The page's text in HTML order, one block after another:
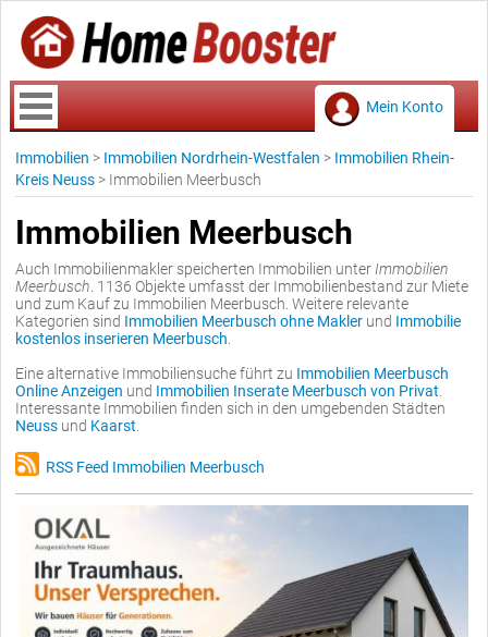
Mein Konto
Immobilien > Immobilien Nordrhein-Westfalen > Immobilien Rhein-
Kreis Neuss > Immobilien Meerbusch
Immobilien Meerbusch
Auch Immobilienmakler speicherten Immobilien unter Immobilien
Meerbusch . 1136 Objekte umfasst der Immobilienbestand zur Miete
und zum Kauf zu Immobilien Meerbusch. Weitere relevante
Kategorien sind Immobilien Meerbusch ohne Makler und Immobilie
kostenlos inserieren Meerbusch
Eine alternative Immobiliensuche führt zu Immobilien Meerbusch
Online Anzeigen und Immobilien Inserate Meerbusch von Privat
Interessante Immobilien finden sich in den umgebenden Städten
Neuss und Kaarst
RSS Feed Immobilien Meerbusch